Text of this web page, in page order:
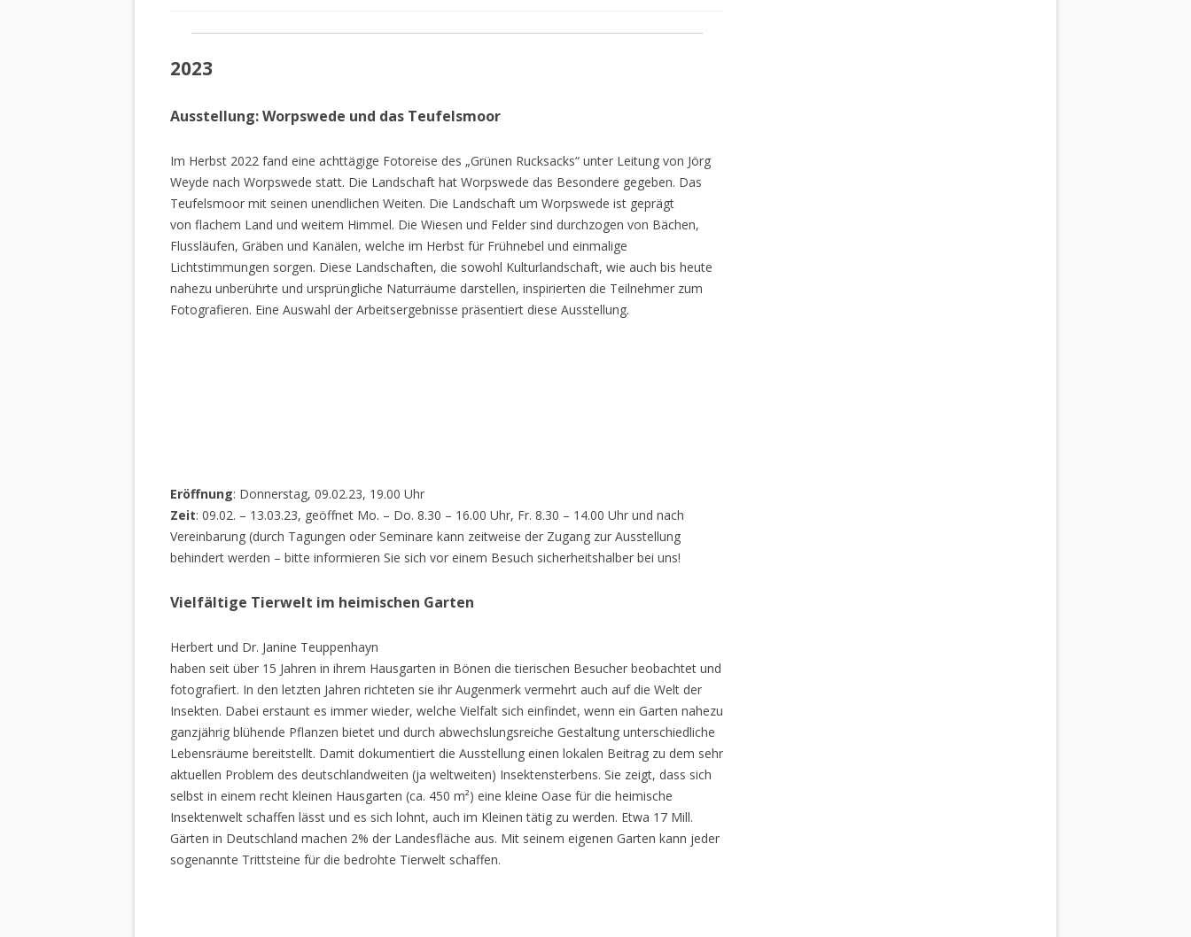
2023
Ausstellung: Worpswede und das Teufelsmoor
Im Herbst 2022 fand eine achttägige Fotoreise des „Grünen Rucksacks“ unter Leitung von Jörg
Weyde nach Worpswede statt. Die Landschaft hat Worpswede das Besondere gegeben. Das
Teufelsmoor mit seinen unendlichen Weiten. Die Landschaft um Worpswede ist geprägt
von flachem Land und weitem Himmel. Die Wiesen und Felder sind durchzogen von Bächen,
Flussläufen, Gräben und Kanälen, welche im Herbst für Frühnebel und einmalige
Lichtstimmungen sorgen. Diese Landschaften, die sowohl Kulturlandschaft, wie auch bis heute
nahezu unberührte und ursprüngliche Naturräume darstellen, inspirierten die Teilnehmer zum
Fotografieren. Eine Auswahl der Arbeitsergebnisse präsentiert diese Ausstellung.
Eröffnung: Donnerstag, 09.02.23, 19.00 Uhr
Zeit: 09.02. – 13.03.23, geöffnet Mo. – Do. 8.30 – 16.00 Uhr, Fr. 8.30 – 14.00 Uhr und nach
Vereinbarung (durch Tagungen oder Seminare kann zeitweise der Zugang zur Ausstellung
behindert werden – bitte informieren Sie sich vor einem Besuch sicherheitshalber bei uns!
Vielfältige Tierwelt im heimischen Garten
Herbert und Dr. Janine Teuppenhayn
haben seit über 15 Jahren in ihrem Hausgarten in Bönen die tierischen Besucher beobachtet und
fotografiert. In den letzten Jahren richteten sie ihr Augenmerk vermehrt auch auf die Welt der
Insekten. Dabei erstaunt es immer wieder, welche Vielfalt sich einfindet, wenn ein Garten nahezu
ganzjährig blühende Pflanzen bietet und durch abwechslungsreiche Gestaltung unterschiedliche
Lebensräume bereitstellt. Damit dokumentiert die Ausstellung einen lokalen Beitrag zu dem sehr
aktuellen Problem des deutschlandweiten (ja weltweiten) Insektensterbens. Sie zeigt, dass sich
selbst in einem recht kleinen Hausgarten (ca. 450 m²) eine kleine Oase für die heimische
Insektenwelt schaffen lässt und es sich lohnt, auch im Kleinen tätig zu werden. Etwa 17 Mill.
Gärten in Deutschland machen 2% der Landesfläche aus. Mit seinem eigenen Garten kann jeder
sogenannte Trittsteine für die bedrohte Tierwelt schaffen.